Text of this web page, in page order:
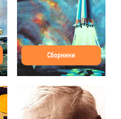
Сборники